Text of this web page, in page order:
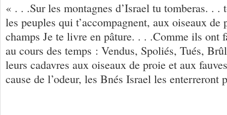
« . . .Sur les montagnes d’Israel tu tomberas. . .
les peuples qui t’accompagnent, aux oiseaux de
champs Je te livre en pâture. . . .Comme ils ont
au cours des temps : Vendus, Spoliés, Tués,
leurs cadavres aux oiseaux de proie et aux
cause de l’odeur, les Bnés Israel les enterreront